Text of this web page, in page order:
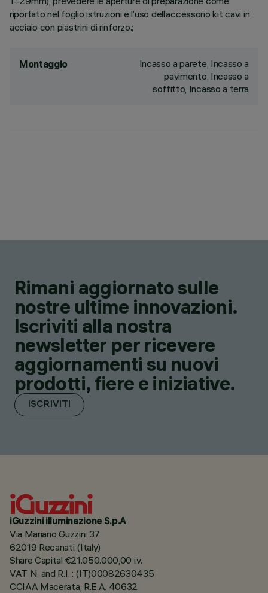
riportato nel foglio istruzioni e l’uso dell’accessorio kit cavi in
acciaio con piastrini di rinforzo.;
Montaggio
Incasso a parete, Incasso a
pavimento, Incasso a
soffitto, Incasso a terra
Rimani aggiornato sulle
nostre ultime innovazioni.
Iscriviti alla nostra
newsletter per ricevere
aggiornamenti su nuovi
prodotti, fiere e iniziative.
ISCRIVITI
iGuzzini illuminazione S.p.A
Via Mariano Guzzini 37
62019 Recanati (Italy)
Share Capital €21.050.000,00 i.v.
VAT N. and R.I. : (IT)00082630435
CCIAA Macerata, R.E.A. 40632